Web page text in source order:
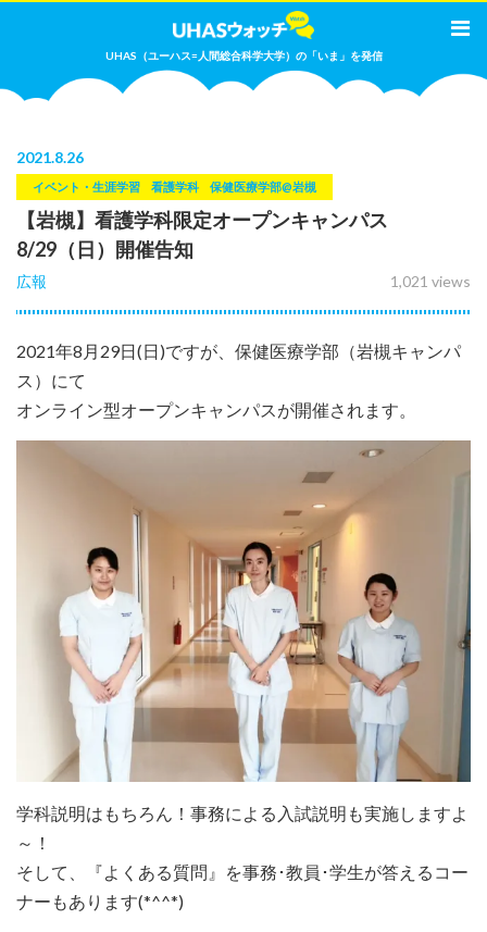
UHAS（ユーハス=人間総合科学大学）の「いま」を発信
2021.8.26
イベント・生涯学習 看護学科 保健医療学部@岩槻
【岩槻】看護学科限定オープンキャンパス
8/29（日）開催告知
1,021 views
広報
2021年8月29日(日)ですが、保健医療学部（岩槻キャンパ
ス）にて
オンライン型オープンキャンパスが開催されます。
学科説明はもちろん！事務による入試説明も実施しますよ
～！
そして、『よくある質問』を事務･教員･学生が答えるコー
ナーもあります(*^^*)